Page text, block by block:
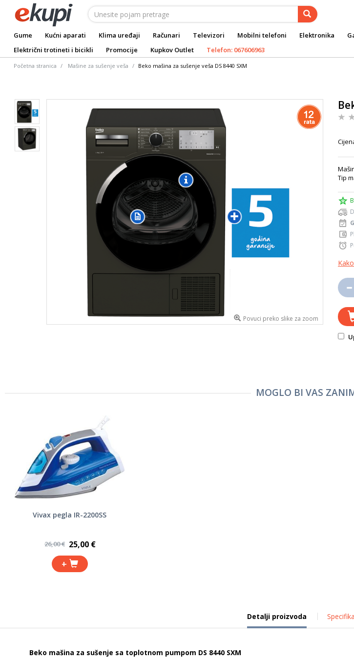
Gume Kućni aparati Klima uređaji Računari Televizori Mobilni telefoni Elektronika
Električni trotineti i bicikli
Promocije Kupkov Outlet Telefon: 067606963
Početna stranica Mašine za sušenje veša Beko mašina za sušenje veša DS 8440 SXM
Povuci preko slike za zoom
Tip
MOGLO BI VAS
Vivax pegla IR-2200SS
26,00 € 25,00 €
+
Detalji proizvoda
Beko mašina za sušenje sa toplotnom pumpom DS 8440 SXM